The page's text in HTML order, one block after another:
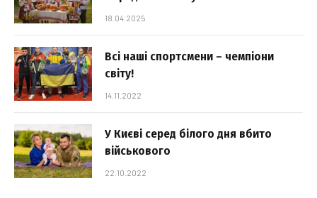
18.04.2025
Всі наші спортсмени – чемпіони
світу!
14.11.2022
У Києві серед білого дня вбито
військового
22.10.2022